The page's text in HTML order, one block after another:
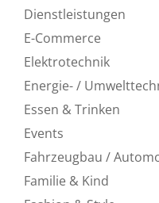
Dienstleistungen
E-Commerce
Elektrotechnik
Energie- /
Essen & Trinken
Events
Fahrzeugbau /
Familie & Kind